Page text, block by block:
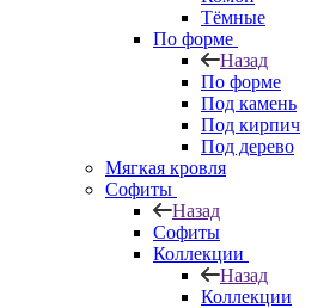
Тёмные
По форме
Назад
По форме
Под камень
Под кирпич
Под дерево
Мягкая кровля
Софиты
Назад
Софиты
Коллекции
Назад
Коллекции